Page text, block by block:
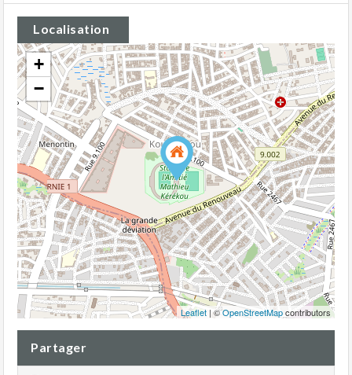
Localisation
+
−
Leaflet | ©OpenStreetMapcontributors
Partager